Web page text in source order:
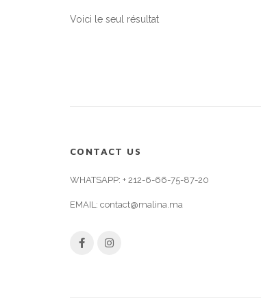
Voici le seul résultat
CONTACT US
WHATSAPP: + 212-6-66-75-87-20
EMAIL: contact@malina.ma